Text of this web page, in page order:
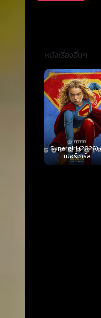
หนังเรื่องอื่นๆ
Masters of the
Universe (2026)
นักรบเจ้าจักรวาล